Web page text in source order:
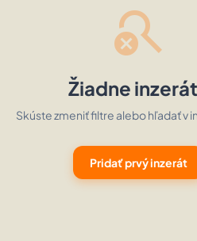
search_off
Žiadne
Skúste zmeniť filtre alebo hľadať v
Pridať prvý inzerát